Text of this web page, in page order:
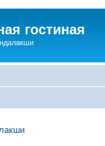
гостиная